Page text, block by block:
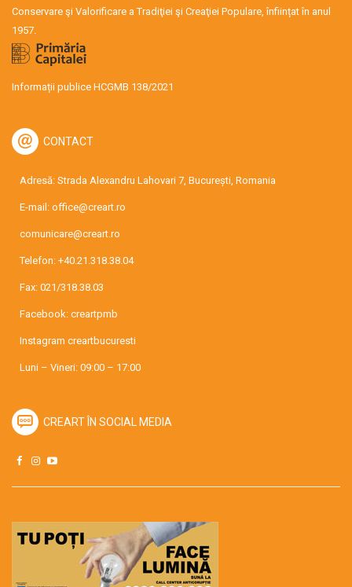
Conservare şi Valorificare a Tradiţiei şi Creaţiei Populare, înființat în anul
1957.
Informații publice HCGMB 138/2021
CONTACT
Adresă: Strada Alexandru Lahovari 7, București, Romania
E-mail: office@creart.ro
comunicare@creart.ro
Telefon: +40.21.318.38.04
Fax: 021/318.38.03
Facebook: creartpmb
Instagram creartbucuresti
Luni – Vineri: 09:00 – 17:00
CREART ÎN SOCIAL MEDIA